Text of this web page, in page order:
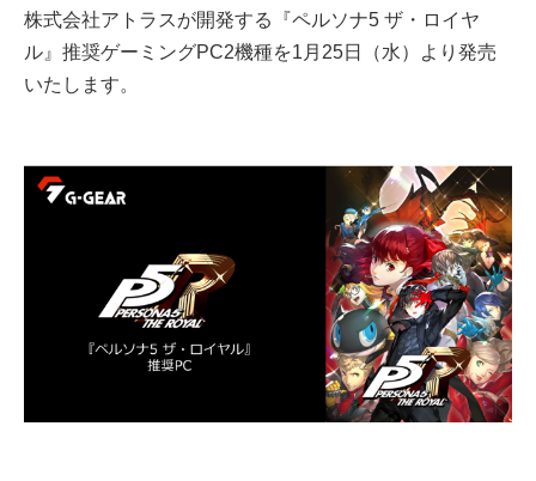
株式会社アトラスが開発する『ペルソナ5 ザ・ロイヤ
ル』推奨ゲーミングPC2機種を1月25日（水）より発売
いたします。